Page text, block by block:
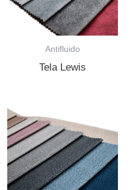
Antifluido
Tela Lewis